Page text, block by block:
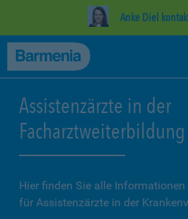
Anke Diel
Assistenzärzte in der
Facharztweiterbildung
Hier finden Sie alle
für Assistenzärzte in der